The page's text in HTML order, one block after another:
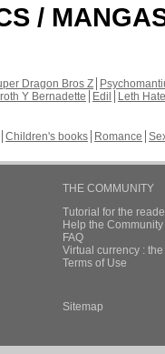
/
Dragon Bros Z
Y Bernadette Edil
Leth Hate
Children's books Romance
THE COMMUNITY
Tutorial for the
Help the
FAQ
Virtual currency :
Terms of Use
Sitemap